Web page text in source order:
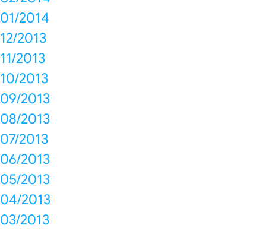
01/2014
12/2013
11/2013
10/2013
09/2013
08/2013
07/2013
06/2013
05/2013
04/2013
03/2013